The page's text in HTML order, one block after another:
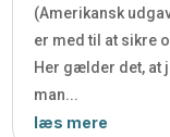
(Amerikansk
er med til at sikre
Her gælder det, at
man...
læs mere